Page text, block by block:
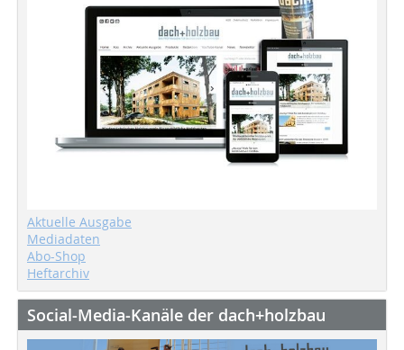
Aktuelle Ausgabe
Mediadaten
Abo-Shop
Heftarchiv
Social-Media-Kanäle der dach+holzbau